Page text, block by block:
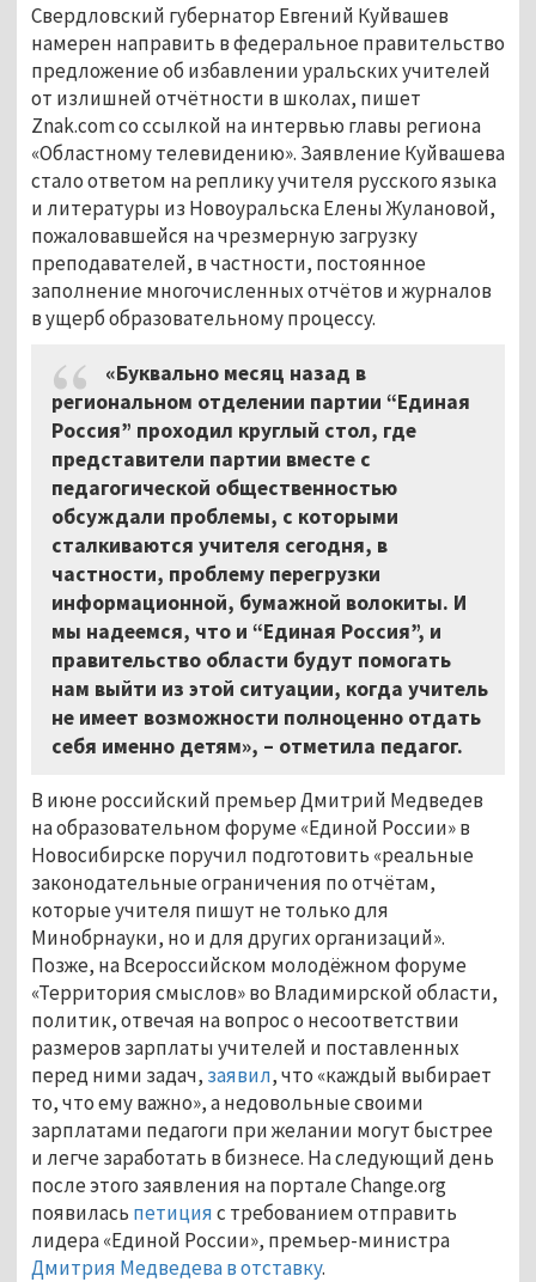
Свердловский губернатор Евгений Куйвашев
намерен направить в федеральное правительство
предложение об избавлении уральских учителей
от излишней отчётности в школах, пишет
Znak.com со ссылкой на интервью главы региона
«Областному телевидению». Заявление Куйвашева
стало ответом на реплику учителя русского языка
и литературы из Новоуральска Елены Жулановой,
пожаловавшейся на чрезмерную загрузку
преподавателей, в частности, постоянное
заполнение многочисленных отчётов и журналов
в ущерб образовательному процессу.
«Буквально месяц назад в
региональном отделении партии “Единая
Россия” проходил круглый стол, где
представители партии вместе с
педагогической общественностью
обсуждали проблемы, с которыми
сталкиваются учителя сегодня, в
частности, проблему перегрузки
информационной, бумажной волокиты. И
мы надеемся, что и “Единая Россия”, и
правительство области будут помогать
нам выйти из этой ситуации, когда учитель
не имеет возможности полноценно отдать
себя именно детям», – отметила педагог.
В июне российский премьер Дмитрий Медведев
на образовательном форуме «Единой России» в
Новосибирске поручил подготовить «реальные
законодательные ограничения по отчётам,
которые учителя пишут не только для
Минобрнауки, но и для других организаций».
Позже, на Всероссийском молодёжном форуме
«Территория смыслов» во Владимирской области,
политик, отвечая на вопрос о несоответствии
размеров зарплаты учителей и поставленных
перед ними задач, заявил, что «каждый выбирает
то, что ему важно», а недовольные своими
зарплатами педагоги при желании могут быстрее
и легче заработать в бизнесе. На следующий день
после этого заявления на портале Change.org
появилась петицияс требованием отправить
лидера «Единой России», премьер-министра
Дмитрия Медведева в отставку.